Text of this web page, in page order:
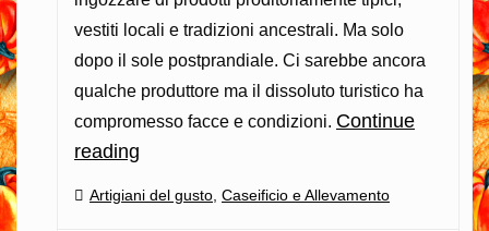
vestiti locali e tradizioni ancestrali. Ma solo
dopo il sole postprandiale. Ci sarebbe ancora
qualche produttore ma il dissoluto turistico ha
compromesso facce e condizioni. Continue
reading
Categories:
Artigiani del gusto Caseificio e Allevamento